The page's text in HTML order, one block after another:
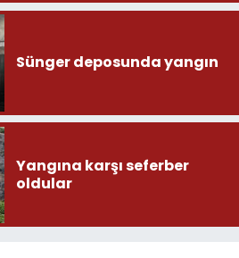
Sünger deposunda yangın
Yangına karşı seferber
oldular